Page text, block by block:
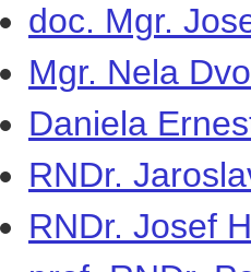
doc. Mgr.
Mgr. Nela
Daniela
RNDr.
RNDr. Josef